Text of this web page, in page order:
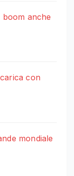
anche
con
mondiale